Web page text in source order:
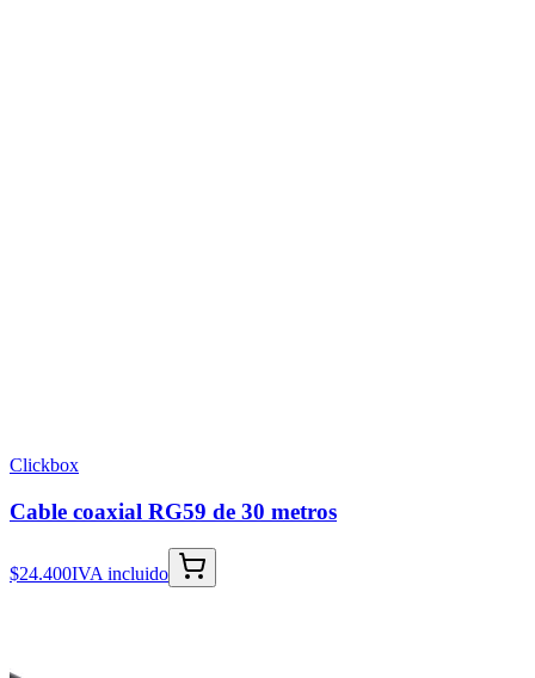
Clickbox
Cable coaxial RG59 de 30 metros
$24.400IVA incluido